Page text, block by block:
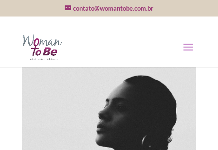
contato@womantobe.com.br